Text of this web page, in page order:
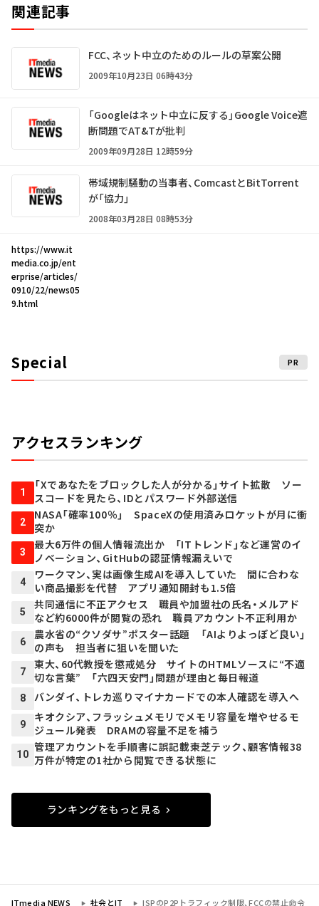
関連記事
FCC、ネット中立のためのルールの草案公開
2009年10月23日 06時43分
「Googleはネット中立に反する」――Google Voice遮
断問題でAT&Tが批判
2009年09月28日 12時59分
帯域規制騒動の当事者、ComcastとBitTorrent
が「協力」
2008年03月28日 08時53分
https://www.it
media.co.jp/ent
erprise/articles/
0910/22/news05
9.html
Special PR
アクセスランキング
1
「Xであなたをブロックした人が分かる」サイト拡散 ソー
スコードを見たら、IDとパスワード外部送信
2
NASA「確率100％」 SpaceXの使用済みロケットが月に衝
突か
3
最大6万件の個人情報流出か 「ITトレンド」など運営のイ
ノベーション、GitHubの認証情報漏えいで
4
ワークマン、実は画像生成AIを導入していた 間に合わな
い商品撮影を代替 アプリ通知開封も1.5倍
5
共同通信に不正アクセス 職員や加盟社の氏名・メルアド
など約6000件が閲覧の恐れ 職員アカウント不正利用か
6
農水省の“クソダサ”ポスター話題 「AIよりよっぽど良い」
の声も 担当者に狙いを聞いた
7
東大、60代教授を懲戒処分 サイトのHTMLソースに“不適
切な言葉” 「六四天安門」問題が理由と毎日報道
8 バンダイ、トレカ巡りマイナカードでの本人確認を導入へ
9
キオクシア、フラッシュメモリでメモリ容量を増やせるモ
ジュール発表 DRAMの容量不足を補う
10
管理アカウントを手順書に誤記載――東芝テック、顧客情報38
万件が特定の1社から閲覧できる状態に
ランキングをもっと見る
ITmedia NEWS 社会とIT ISPのP2Pトラフィック制限、FCCの禁止命令